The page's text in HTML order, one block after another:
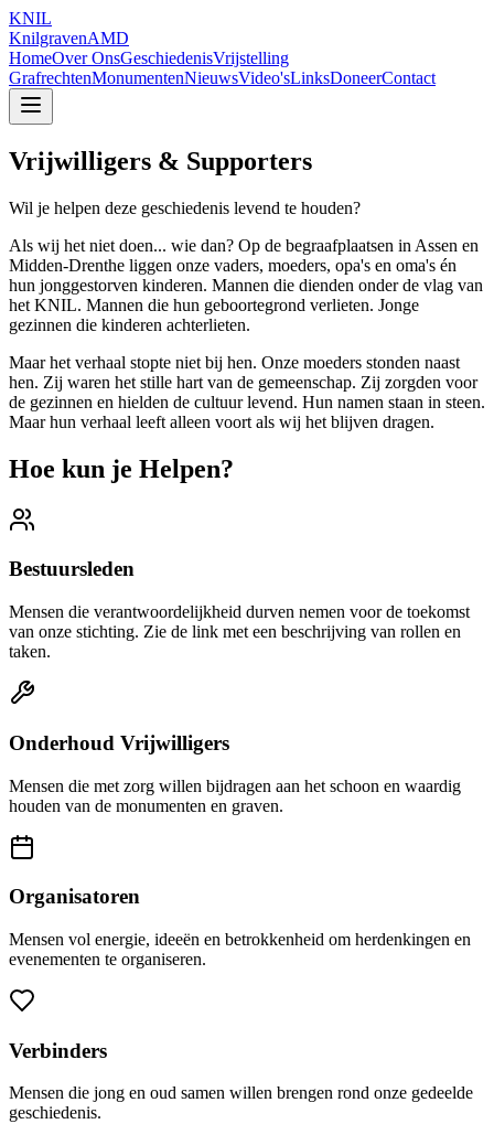
KNIL
KnilgravenAMD
HomeOver OnsGeschiedenisVrijstelling
GrafrechtenMonumentenNieuwsVideo'sLinksDoneerContact
Vrijwilligers & Supporters
Wil je helpen deze geschiedenis levend te houden?
Als wij het niet doen... wie dan? Op de begraafplaatsen in Assen en
Midden-Drenthe liggen onze vaders, moeders, opa's en oma's én
hun jonggestorven kinderen. Mannen die dienden onder de vlag van
het KNIL. Mannen die hun geboortegrond verlieten. Jonge
gezinnen die kinderen achterlieten.
Maar het verhaal stopte niet bij hen. Onze moeders stonden naast
hen. Zij waren het stille hart van de gemeenschap. Zij zorgden voor
de gezinnen en hielden de cultuur levend. Hun namen staan in steen.
Maar hun verhaal leeft alleen voort als wij het blijven dragen.
Hoe kun je Helpen?
Bestuursleden
Mensen die verantwoordelijkheid durven nemen voor de toekomst
van onze stichting. Zie de link met een beschrijving van rollen en
taken.
Onderhoud Vrijwilligers
Mensen die met zorg willen bijdragen aan het schoon en waardig
houden van de monumenten en graven.
Organisatoren
Mensen vol energie, ideeën en betrokkenheid om herdenkingen en
evenementen te organiseren.
Verbinders
Mensen die jong en oud samen willen brengen rond onze gedeelde
geschiedenis.